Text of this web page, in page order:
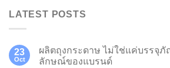
LATEST POSTS
23
Oct
ผลิตถุงกระดาษ ไม่ใช่แค่บรรจุ
ลักษณ์ของแบรนด์